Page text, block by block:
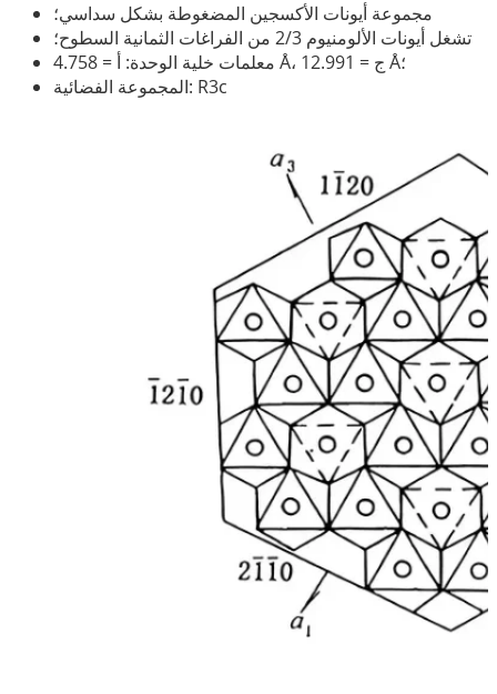
مجموعة أيونات الأكسجين المضغوطة بشكل سداسي؛
تشغل أيونات الألومنيوم 2/3 من الفراغات الثمانية السطوح؛
معلمات خلية الوحدة: أ = 4.758 Å، ج = 12.991 Å؛
المجموعة الفضائية: R3c